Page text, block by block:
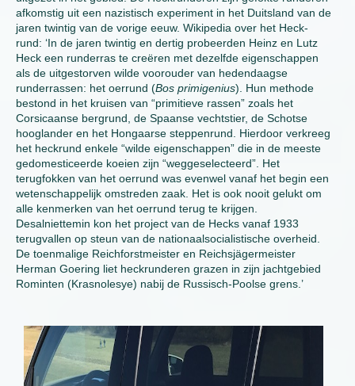
afkomstig uit een nazistisch experiment in het Duitsland van de
jaren twintig van de vorige eeuw. Wikipedia over het Heck-
rund: ‘In de jaren twintig en dertig probeerden Heinz en Lutz
Heck een runderras te creëren met dezelfde eigenschappen
als de uitgestorven wilde voorouder van hedendaagse
runderrassen: het oerrund (Bos primigenius). Hun methode
bestond in het kruisen van “primitieve rassen” zoals het
Corsicaanse bergrund, de Spaanse vechtstier, de Schotse
hooglander en het Hongaarse steppenrund. Hierdoor verkreeg
het heckrund enkele “wilde eigenschappen” die in de meeste
gedomesticeerde koeien zijn “weggeselecteerd”. Het
terugfokken van het oerrund was evenwel vanaf het begin een
wetenschappelijk omstreden zaak. Het is ook nooit gelukt om
alle kenmerken van het oerrund terug te krijgen.
Desalniettemin kon het project van de Hecks vanaf 1933
terugvallen op steun van de nationaalsocialistische overheid.
De toenmalige Reichforstmeister en Reichsjägermeister
Herman Goering liet heckrunderen grazen in zijn jachtgebied
Rominten (Krasnolesye) nabij de Russisch-Poolse grens.’